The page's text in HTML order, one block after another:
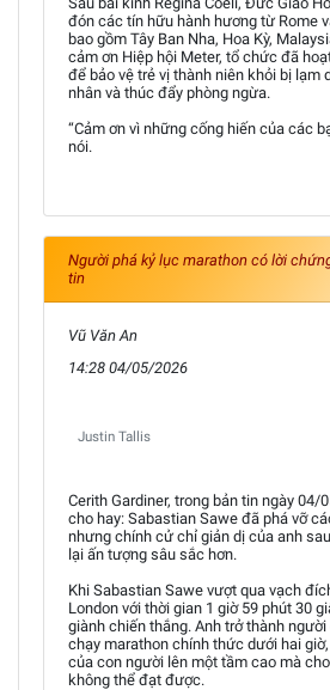
đón các tín hữu hành hương từ Rome
bao gồm Tây Ban Nha, Hoa Kỳ,
cảm ơn Hiệp hội Meter, tổ chức đã
để bảo vệ trẻ vị thành niên khỏi bị lạm
nhân và thúc đẩy phòng ngừa.
“Cảm ơn vì những cống hiến của các
nói.
Người phá kỷ lục marathon có lời
tin
Vũ Văn An
14:28 04/05/2026
Justin Tallis
Cerith Gardiner, trong bản tin ngày 04/
cho hay: Sabastian Sawe đã phá vỡ
nhưng chính cử chỉ giản dị của anh
lại ấn tượng sâu sắc hơn.
Khi Sabastian Sawe vượt qua vạch
London với thời gian 1 giờ 59 phút 30
giành chiến thắng. Anh trở thành
chạy marathon chính thức dưới hai
của con người lên một tầm cao mà
không thể đạt được.